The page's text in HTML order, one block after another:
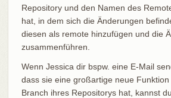
Repository und den Namen des
hat, in dem sich die Änderungen
diesen als remote hinzufügen und die
zusammenführen.
Wenn Jessica dir bspw. eine E-Mail
dass sie eine großartige neue Funktion
Branch ihres Repositorys hat, kannst